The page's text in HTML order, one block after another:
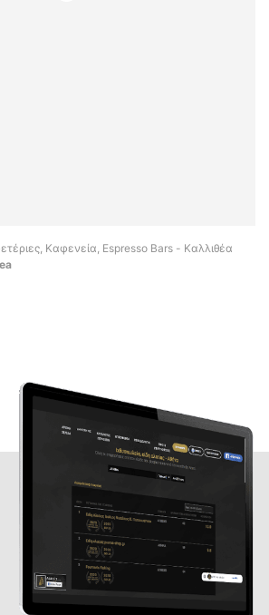
Καφενεία, Espresso Bars - Καλλιθέα